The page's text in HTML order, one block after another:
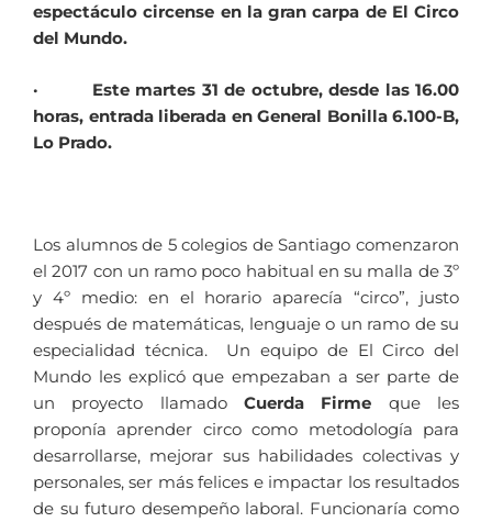
espectáculo circense en la gran carpa de El Circo
del Mundo.
· Este martes 31 de octubre, desde las 16.00
horas, entrada liberada en General Bonilla 6.100-B,
Lo Prado.
Los alumnos de 5 colegios de Santiago comenzaron
el 2017 con un ramo poco habitual en su malla de 3º
y 4º medio: en el horario aparecía “circo”, justo
después de matemáticas, lenguaje o un ramo de su
especialidad técnica. Un equipo de El Circo del
Mundo les explicó que empezaban a ser parte de
un proyecto llamado Cuerda Firme que les
proponía aprender circo como metodología para
desarrollarse, mejorar sus habilidades colectivas y
personales, ser más felices e impactar los resultados
de su futuro desempeño laboral. Funcionaría como